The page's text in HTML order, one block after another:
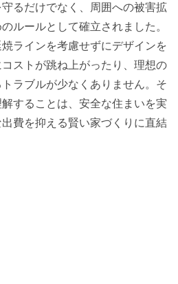
るだけでなく、周囲への被害拡
ルールとして確立されました。
ラインを考慮せずにデザインを
ストが跳ね上がったり、理想の
ラブルが少なくありません。そ
することは、安全な住まいを実
費を抑える賢い家づくりに直結